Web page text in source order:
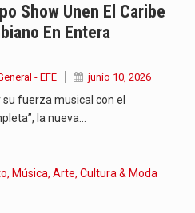
Show Unen El Caribe
En Entera
- EFE junio 10, 2026
fuerza musical con el
la nueva…
Música, Arte, Cultura & Moda